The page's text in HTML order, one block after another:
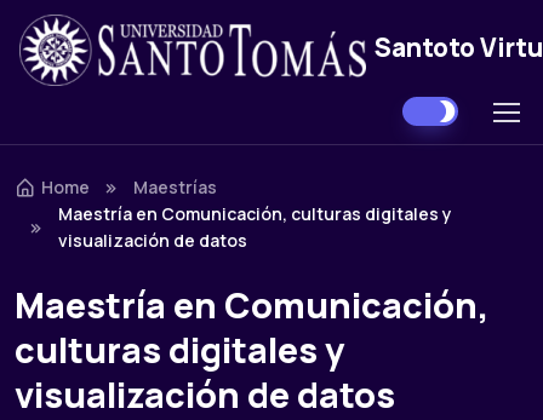
Skip to navigation
Skip to content
Santoto
Home
Maestrías
Maestría en Comunicación, culturas digitales y
visualización de datos
Maestría en Comunicación,
culturas digitales y
visualización de datos